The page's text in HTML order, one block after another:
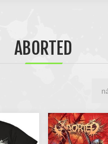
ABORTED